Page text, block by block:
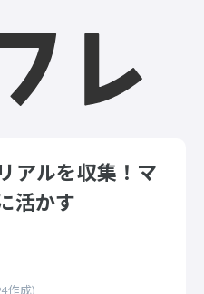
アルを収集！マ
活かす
作成)